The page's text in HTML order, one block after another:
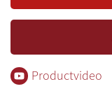
Productvideo